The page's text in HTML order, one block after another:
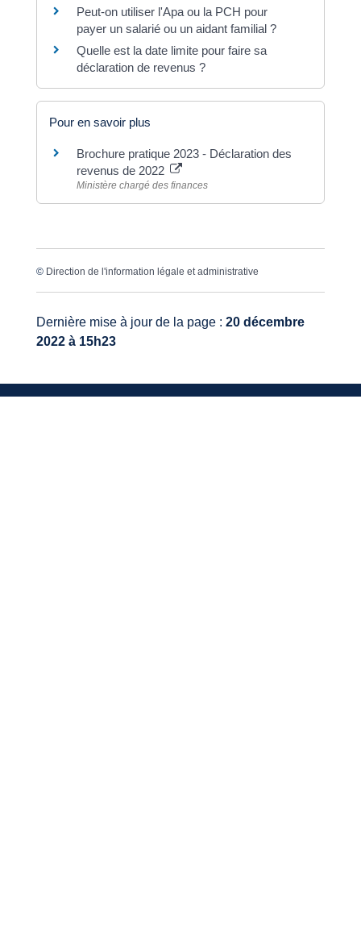
Peut-on utiliser l'Apa ou la PCH pour
payer un salarié ou un aidant familial ?
Quelle est la date limite pour faire sa
déclaration de revenus ?
Pour en savoir plus
Brochure pratique 2023 - Déclaration des
revenus de 2022
Ministère chargé des finances
© Direction de l'information légale et administrative
Dernière mise à jour de la page : 20 décembre
2022 à 15h23